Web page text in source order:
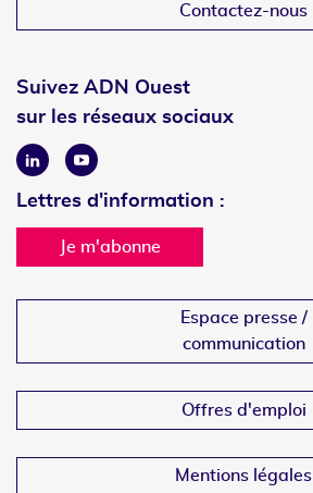
Contactez-nous
Suivez ADN Ouest
sur les réseaux sociaux
LinkedinYoutube
Lettres d'information :
Je m'abonne
Espace presse /
communication
Offres d'emploi
Mentions légales